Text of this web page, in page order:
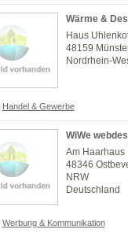
Wärme &
Haus
48159
Nordrhein-
Handel & Gewerbe
WiWe
Am Haarhaus
48346
NRW
Deutschland
Werbung & Kommunikation